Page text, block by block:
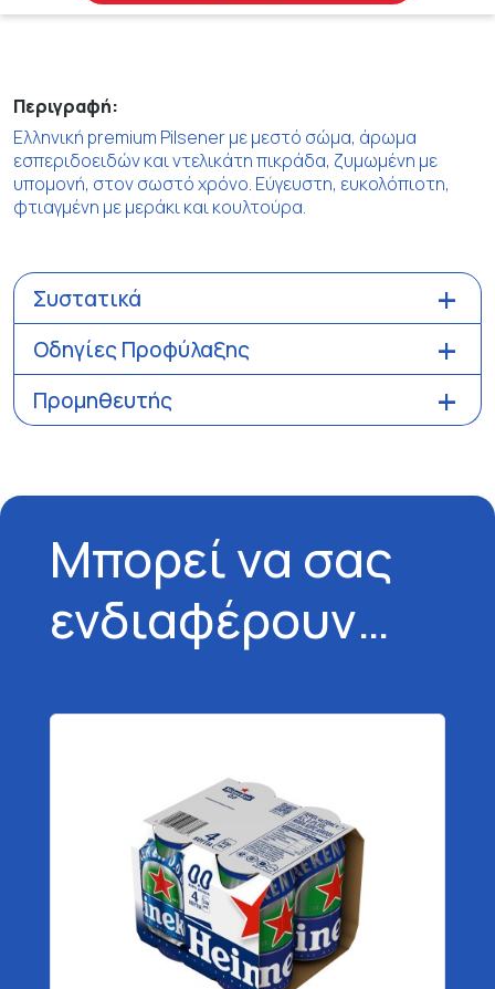
Περιγραφή:
Ελληνική premium Pilsener με μεστό σώμα, άρωμα
εσπεριδοειδών και ντελικάτη πικράδα, ζυμωμένη με
υπομονή, στον σωστό χρόνο. Εύγευστη, ευκολόπιοτη,
φτιαγμένη με μεράκι και κουλτούρα.
Συστατικά
Οδηγίες Προφύλαξης
Προμηθευτής
Μπορεί να σας
ενδιαφέρουν…